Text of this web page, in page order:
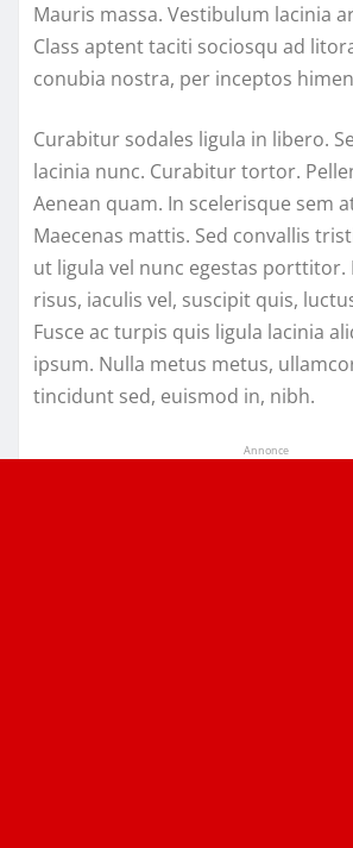
Mauris massa. Vestibulum lacinia
Class aptent taciti sociosqu ad
conubia nostra, per inceptos
Curabitur sodales ligula in libero.
lacinia nunc. Curabitur tortor.
Aenean quam. In scelerisque sem
Maecenas mattis. Sed convallis
ut ligula vel nunc egestas porttitor.
risus, iaculis vel, suscipit quis,
Fusce ac turpis quis ligula lacinia
ipsum. Nulla metus metus,
tincidunt sed, euismod in, nibh.
Annonce